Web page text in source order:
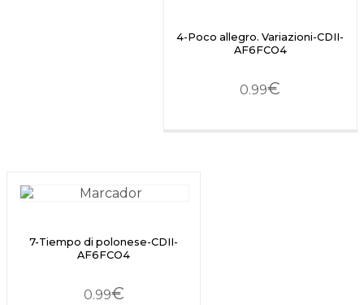
4-Poco allegro. Variazioni-CDII-
AF6FCO4
0.99€
7-Tiempo di polonese-CDII-
AF6FCO4
0.99€